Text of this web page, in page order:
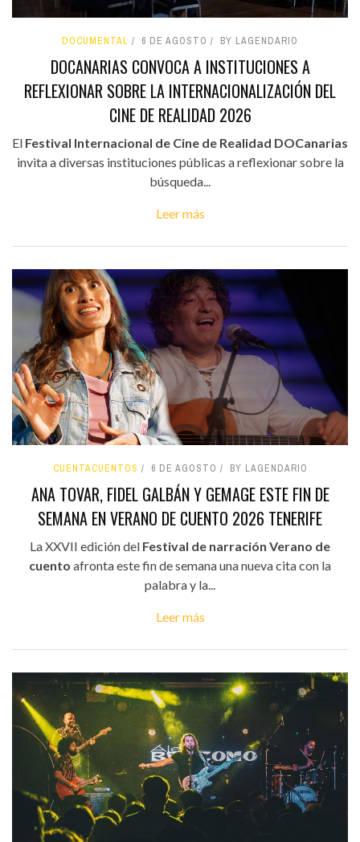
DOCUMENTAL 6 DE AGOSTO BY LAGENDARIO
DOCANARIAS CONVOCA A INSTITUCIONES A
REFLEXIONAR SOBRE LA INTERNACIONALIZACIÓN DEL
CINE DE REALIDAD 2026
El Festival Internacional de Cine de Realidad DOCanarias
invita a diversas instituciones públicas a reflexionar sobre la
búsqueda...
Leer más
CUENTACUENTOS 6 DE AGOSTO BY LAGENDARIO
ANA TOVAR, FIDEL GALBÁN Y GEMAGE ESTE FIN DE
SEMANA EN VERANO DE CUENTO 2026 TENERIFE
La XXVII edición del Festival de narración Verano de
cuento afronta este fin de semana una nueva cita con la
palabra y la...
Leer más